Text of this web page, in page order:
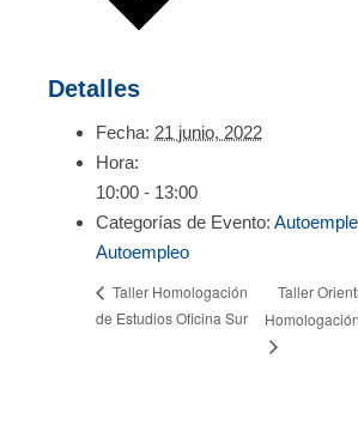
Detalles
Fecha: 21 junio, 2022
Hora:
10:00 - 13:00
Categorías de Evento:
Autoempleo
Taller Homologación
de Estudios Oficina Sur
Taller